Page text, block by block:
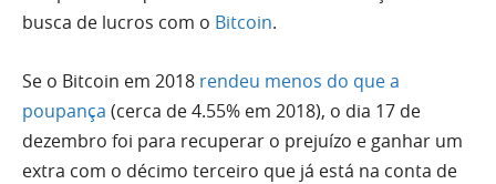
busca de lucros com o Bitcoin.
Se o Bitcoin em 2018 rendeu menos do que a
poupança (cerca de 4.55% em 2018), o dia 17 de
dezembro foi para recuperar o prejuízo e ganhar um
extra com o décimo terceiro que já está na conta de